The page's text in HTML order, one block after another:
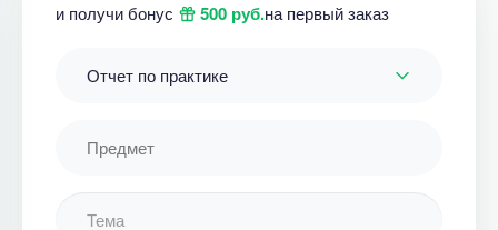
и получи бонус 500 руб.на первый заказ
Отчет по практике